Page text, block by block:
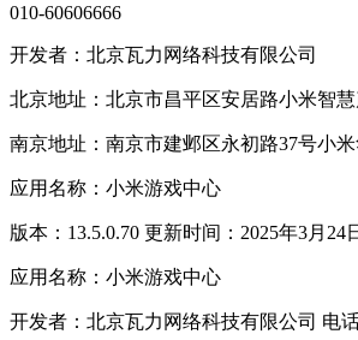
010-60606666
开发者：北京瓦力网络科技有限公司
北京地址：北京市昌平区安居路小米智慧
南京地址：南京市建邺区永初路37号小
应用名称：小米游戏中心
版本：13.5.0.70 更新时间：2025年3月24
应用名称：小米游戏中心
开发者：北京瓦力网络科技有限公司 电